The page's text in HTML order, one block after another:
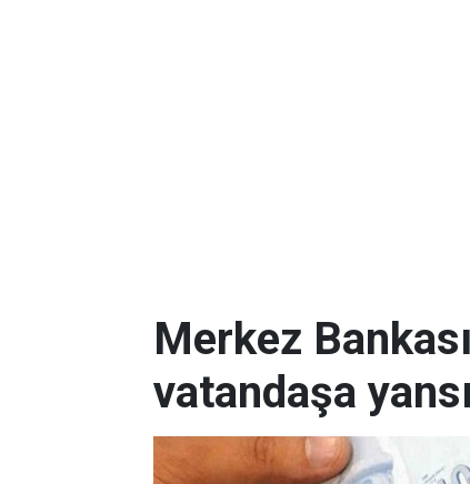
Merkez
vatandaşa